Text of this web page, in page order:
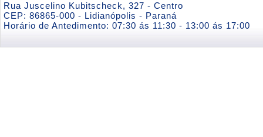
Rua Juscelino Kubitscheck, 327 - Centro
CEP: 86865-000 - Lidianópolis - Paraná
Horário de Antedimento: 07:30 ás 11:30 - 13:00 ás 17:00